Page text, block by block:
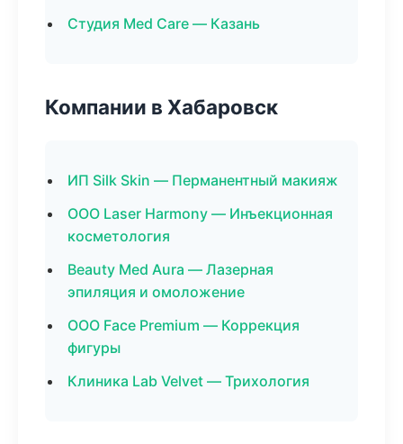
Студия Med Care — Казань
Компании в Хабаровск
ИП Silk Skin — Перманентный макияж
ООО Laser Harmony — Инъекционная
косметология
Beauty Med Aura — Лазерная
эпиляция и омоложение
ООО Face Premium — Коррекция
фигуры
Клиника Lab Velvet — Трихология